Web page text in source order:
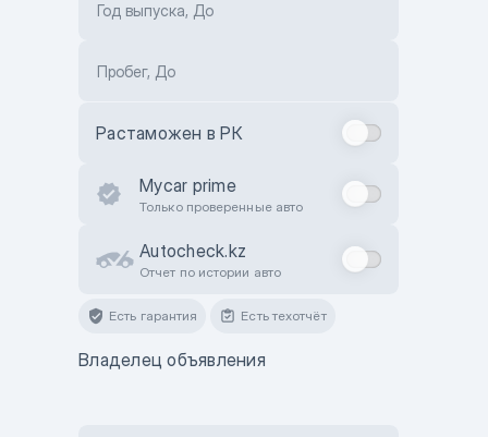
Год выпуска, До
Пробег, До
Растаможен в РК
Mycar prime
Только проверенные авто
Autocheck.kz
Отчет по истории авто
Есть гарантия Есть техотчёт
Владелец объявления